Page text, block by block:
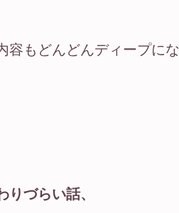
容もどんどんディープにな
づらい話、